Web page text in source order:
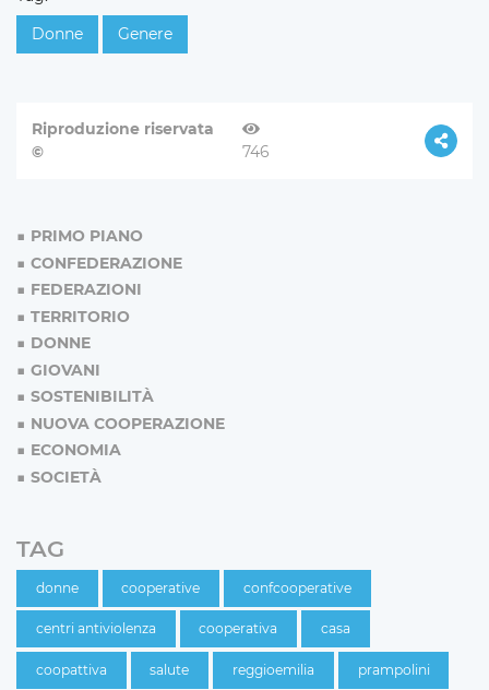
Donne
Genere
Riproduzione riservata
©
746
PRIMO PIANO
CONFEDERAZIONE
FEDERAZIONI
TERRITORIO
DONNE
GIOVANI
SOSTENIBILITÀ
NUOVA COOPERAZIONE
ECONOMIA
SOCIETÀ
TAG
donne cooperative confcooperative
centri antiviolenza cooperativa casa
coopattiva salute reggioemilia prampolini